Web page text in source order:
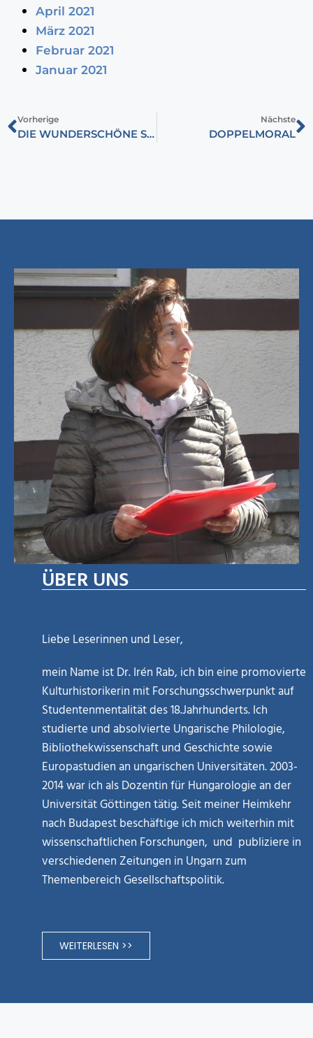
April 2021
März 2021
Februar 2021
Januar 2021
Vorherige
DIE WUNDERSCHÖNE STADT WURDE IN DREI MONATEN IN SCHUTT UND ASCHE GELEGT
Nächste
DOPPELMORAL
ÜBER UNS
Liebe Leserinnen und Leser,
mein Name ist Dr. Irén Rab, ich bin eine promovierte
Kulturhistorikerin mit Forschungsschwerpunkt auf
Studentenmentalität des 18.Jahrhunderts. Ich
studierte und absolvierte Ungarische Philologie,
Bibliothekwissenschaft und Geschichte sowie
Europastudien an ungarischen Universitäten. 2003-
2014 war ich als Dozentin für Hungarologie an der
Universität Göttingen tätig. Seit meiner Heimkehr
nach Budapest beschäftige ich mich weiterhin mit
wissenschaftlichen Forschungen, und publiziere in
verschiedenen Zeitungen in Ungarn zum
Themenbereich Gesellschaftspolitik.
WEITERLESEN >>